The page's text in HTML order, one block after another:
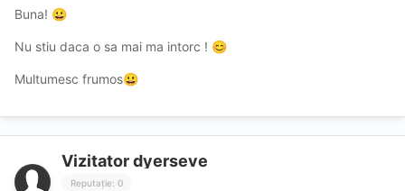
Buna! 😀
Nu stiu daca o sa mai ma intorc ! 😊
Multumesc frumos😀
Vizitator dyerseve
Reputație: 0